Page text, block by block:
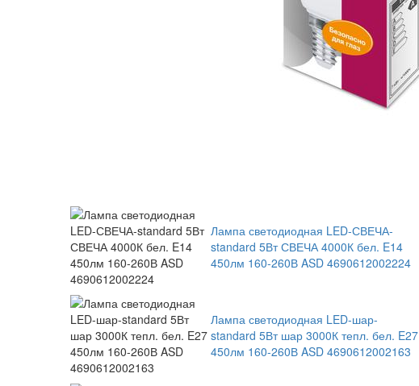
Лампа светодиодная LED-СВЕЧА-
standard 5Вт СВЕЧА 4000К бел. E14
450лм 160-260В ASD 4690612002224
Лампа светодиодная LED-шар-
standard 5Вт шар 3000К тепл. бел. E27
450лм 160-260В ASD 4690612002163